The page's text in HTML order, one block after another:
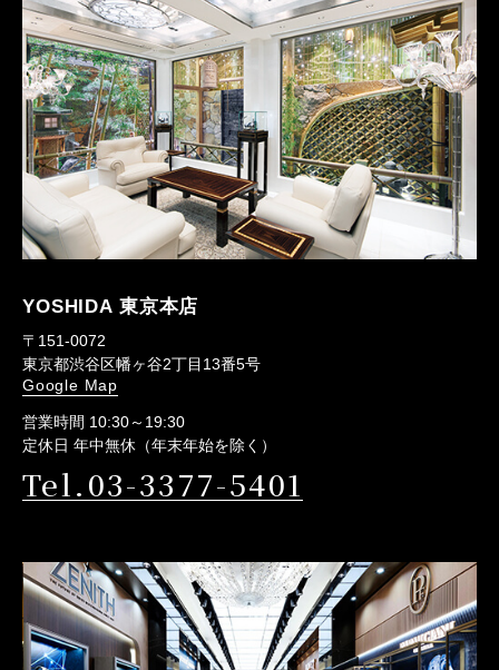
YOSHIDA 東京本店
〒151-0072
東京都渋谷区幡ヶ谷2丁目13番5号
Google Map
営業時間 10:30～19:30
定休日 年中無休（年末年始を除く）
Tel.03-3377-5401